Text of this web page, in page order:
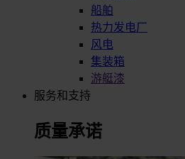
船舶
热力发电厂
风电
集装箱
游艇漆
服务和支持
质量承诺